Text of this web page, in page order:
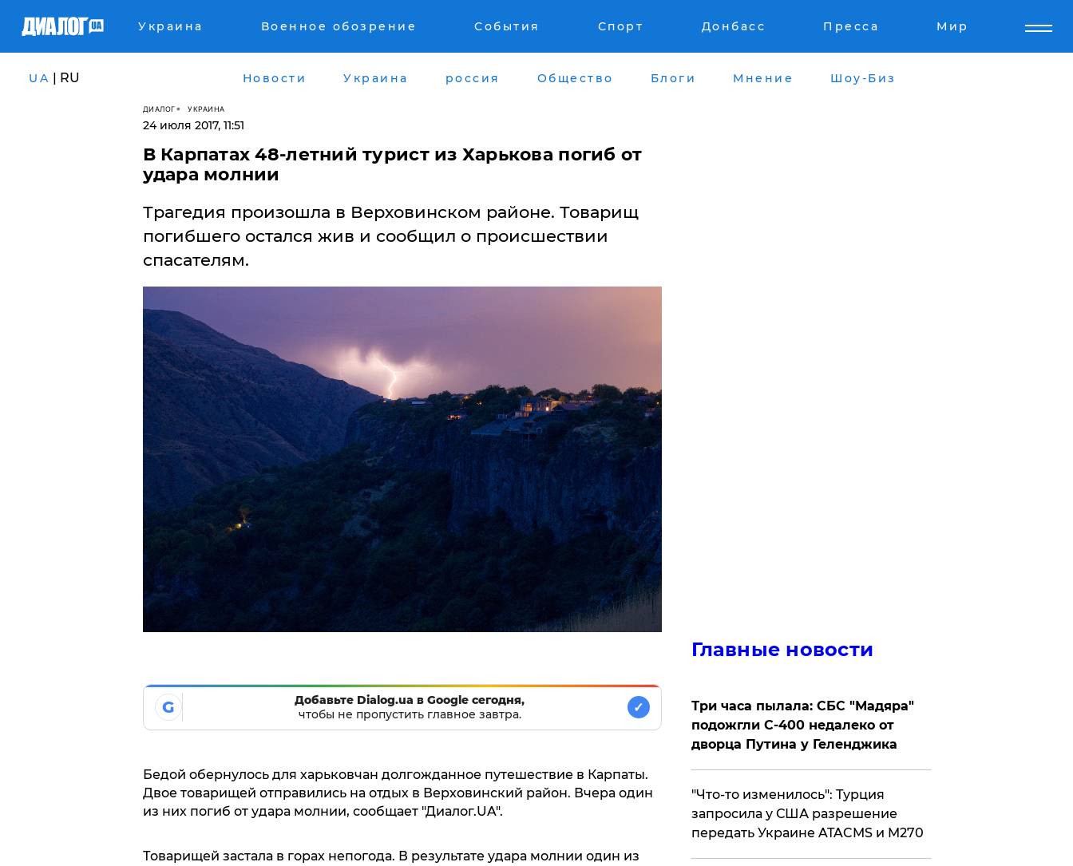
Украина Военное обозрение События Спорт Донбасс Пресса Мир
UA | RU Новости Украина россия Общество Блоги Мнение Шоу-Биз
ДИАЛОГ УКРАИНА
24 июля 2017, 11:51
В Карпатах 48-летний турист из Харькова погиб от
удара молнии
Трагедия произошла в Верховинском районе. Товарищ
погибшего остался жив и сообщил о происшествии
спасателям.
G
Добавьте Dialog.ua в Google сегодня,
чтобы не пропустить главное завтра.
✓
Бедой обернулось для харьковчан долгожданное путешествие в Карпаты.
Двое товарищей отправились на отдых в Верховинский район. Вчера один
из них погиб от удара молнии, сообщает "Диалог.UA".
Товарищей застала в горах непогода. В результате удара молнии один из
Главные новости
Три часа пылала: СБС "Мадяра"
подожгли С-400 недалеко от
дворца Путина у Геленджика
​"Что-то изменилось": Турция
запросила у США разрешение
передать Украине ATACMS и M270